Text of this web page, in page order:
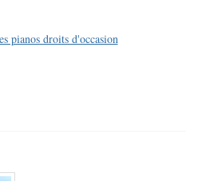
pianos droits d'occasion